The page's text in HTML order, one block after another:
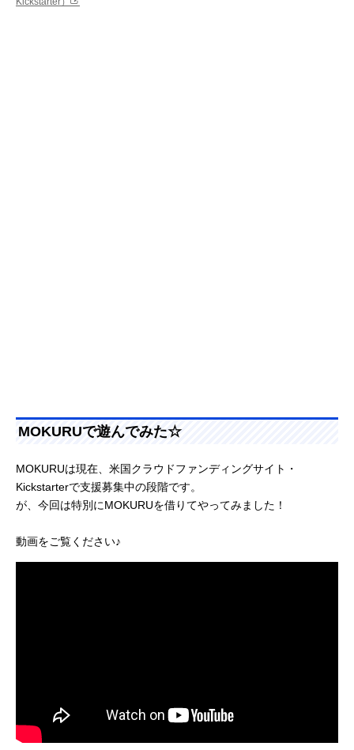
MOKURUで遊んでみた☆
MOKURUは現在、米国クラウドファンディングサイト・
Kickstarterで支援募集中の段階です。
が、今回は特別にMOKURUを借りてやってみました！
動画をご覧ください♪